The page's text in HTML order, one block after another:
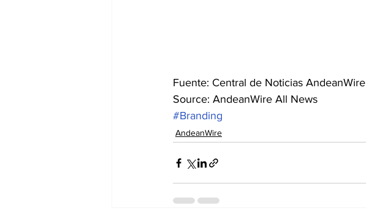
Fuente: Central de Noticias AndeanWire
Source: AndeanWire All News
#Branding
AndeanWire